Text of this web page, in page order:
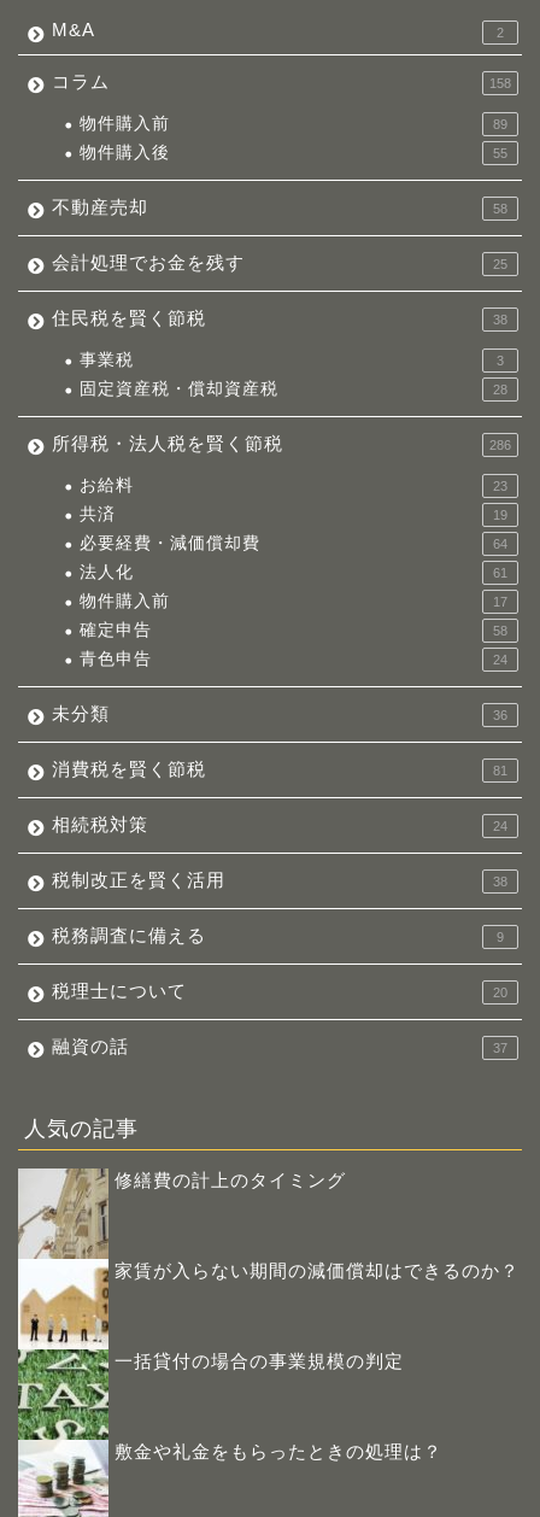
M&A 2
コラム 158
物件購入前 89
物件購入後 55
不動産売却 58
会計処理でお金を残す 25
住民税を賢く節税 38
事業税 3
固定資産税・償却資産税 28
所得税・法人税を賢く節税 286
お給料 23
共済 19
必要経費・減価償却費 64
法人化 61
物件購入前 17
確定申告 58
青色申告 24
未分類 36
消費税を賢く節税 81
相続税対策 24
税制改正を賢く活用 38
税務調査に備える 9
税理士について 20
融資の話 37
人気の記事
修繕費の計上のタイミング
家賃が入らない期間の減価償却はできるのか？
一括貸付の場合の事業規模の判定
敷金や礼金をもらったときの処理は？